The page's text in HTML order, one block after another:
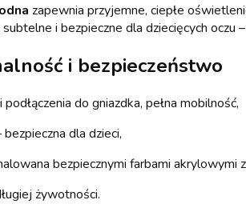
zapewnia przyjemne, ciepłe
i bezpieczne dla dziecięcych
i bezpieczeństwo
do gniazdka, pełna mobilność,
dla dzieci,
bezpiecznymi farbami
żywotności.